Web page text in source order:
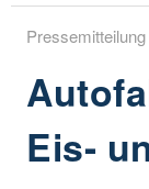
Eis-